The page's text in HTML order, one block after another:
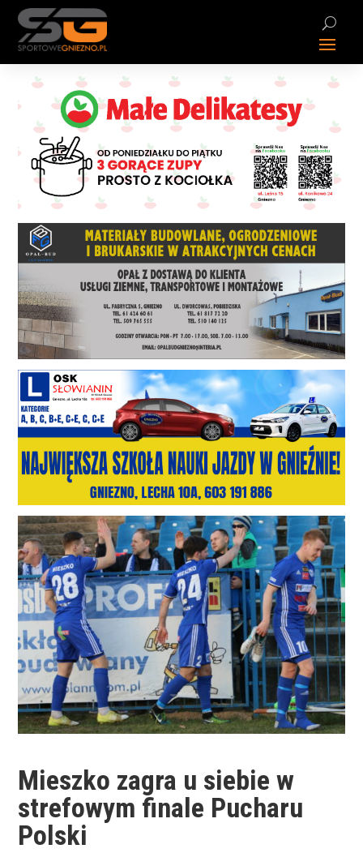
Mieszko zagra u siebie w
strefowym finale Pucharu
Polski